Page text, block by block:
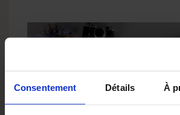
Consentement Détails À